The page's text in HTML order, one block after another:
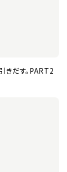
きだす。PART2